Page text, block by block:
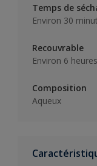
Temps de
Environ 30
Recouvrable
Environ 6 heures
Composition
Aqueux